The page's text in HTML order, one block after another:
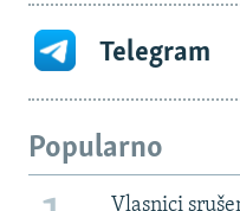
Telegram
Popularno
Vlasnici